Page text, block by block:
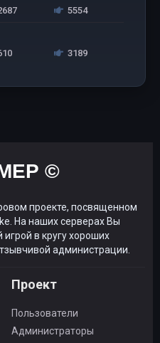
5554
3189
©
проекте, посвященном
На наших серверах Вы
в кругу хороших
администрации.
Проект
Пользователи
Администраторы